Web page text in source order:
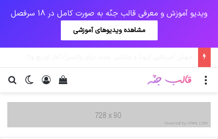
ویدیو آموزش و معرفی قالب جنّه به صورت کامل در 18 سرفصل
مشاهده ویدیوهای آموزشی
تغییر ورود
دیدن سبد خرید منو